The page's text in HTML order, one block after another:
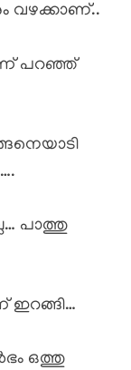
വഴക്കാണ്..
പറഞ്ഞ്
പാത്തു
ഇറങ്ങി…
ഒത്തു